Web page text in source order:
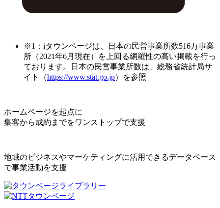
※1：iタウンページは、日本の民営事業所数516万事業
所（2021年6月現在）を上回る網羅性の高い掲載を行っ
ております。日本の民営事業所数は、総務省統計局サ
イト（https://www.stat.go.jp）を参照
ホームページを起点に
集客から成約までをワンストップで支援
地域のビジネスやマーケティングに活用できるデータベース
で事業活動を支援